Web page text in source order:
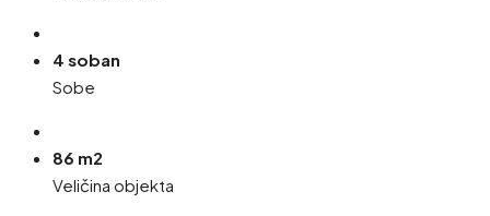
4 soban
Sobe
86 m2
Veličina objekta